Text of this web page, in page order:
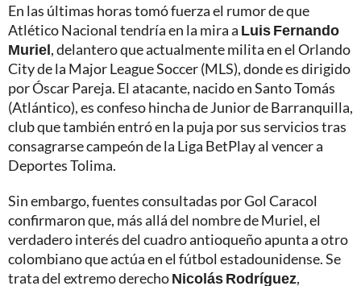
En las últimas horas tomó fuerza el rumor de que
Atlético Nacional tendría en la mira a Luis Fernando
Muriel, delantero que actualmente milita en el Orlando
City de la Major League Soccer (MLS), donde es dirigido
por Óscar Pareja. El atacante, nacido en Santo Tomás
(Atlántico), es confeso hincha de Junior de Barranquilla,
club que también entró en la puja por sus servicios tras
consagrarse campeón de la Liga BetPlay al vencer a
Deportes Tolima.
Sin embargo, fuentes consultadas por Gol Caracol
confirmaron que, más allá del nombre de Muriel, el
verdadero interés del cuadro antioqueño apunta a otro
colombiano que actúa en el fútbol estadounidense. Se
trata del extremo derechoNicolás Rodríguez,